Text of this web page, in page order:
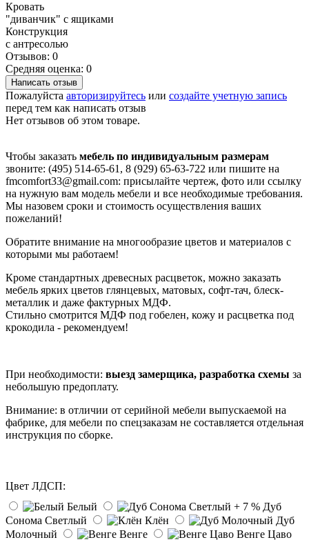
Кровать
"диванчик" с ящиками
Конструкция
с антресолью
Отзывов: 0
Средняя оценка: 0
Написать отзыв
Пожалуйста авторизируйтесь или создайте учетную запись
перед тем как написать отзыв
Нет отзывов об этом товаре.
Чтобы заказать мебель по индивидуальным размерам
звоните: (495) 514-65-61, 8 (929) 65-63-722 или пишите на
fmcomfort33@gmail.com: присылайте чертеж, фото или ссылку
на нужную вам модель мебели и все необходимые требования.
Мы назовем сроки и стоимость осуществления ваших
пожеланий!
Обратите внимание на многообразие цветов и материалов с
которыми мы работаем!
Кроме стандартных древесных расцветок, можно заказать
мебель ярких цветов глянцевых, матовых, софт-тач, блеск-
металлик и даже фактурных МДФ.
Стильно смотрится МДФ под гобелен, кожу и расцветка под
крокодила - рекомендуем!
При необходимости: выезд замерщика, разработка схемы за
небольшую предоплату.
Внимание: в отличии от серийной мебели выпускаемой на
фабрике, для мебели по спецзаказам не составляется отдельная
инструкция по сборке.
Цвет ЛДСП:
Белый
Дуб
Сонома Светлый
Клён
Дуб
Молочный
Венге Венге Цаво